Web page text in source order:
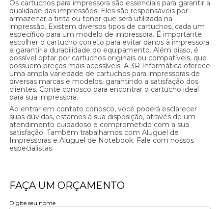
Os cartuchos para impressora são essenciais para garantir a
qualidade das impressões. Eles são responsáveis por
armazenar a tinta ou toner que será utilizada na
impressão. Existem diversos tipos de cartuchos, cada um
específico para um modelo de impressora. É importante
escolher o cartucho correto para evitar danos à impressora
e garantir a durabilidade do equipamento. Além disso, é
possível optar por cartuchos originais ou compatíveis, que
possuem preços mais acessíveis. A 3R Informática oferece
uma ampla variedade de cartuchos para impressoras de
diversas marcas e modelos, garantindo a satisfação dos
clientes. Conte conosco para encontrar o cartucho ideal
para sua impressora.
Ao entrar em contato conosco, você poderá esclarecer
suas dúvidas, estamos à sua disposição, através de um
atendimento cuidadoso e comprometido com a sua
satisfação. Também trabalhamos com Aluguel de
Impressoras e Aluguel de Notebook. Fale com nossos
especialistas.
FAÇA UM ORÇAMENTO
Digite seu nome